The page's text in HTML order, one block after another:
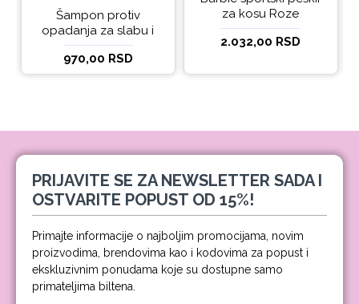
Šampon protiv
opadanja za slabu i
tanku kosu beBio
natural 300ml
970,00 RSD
za kosu Roze
2.032,00 RSD
PRIJAVITE SE ZA NEWSLETTER SADA I
OSTVARITE POPUST OD 15%!
Primajte informacije o najboljim promocijama, novim
proizvodima, brendovima kao i kodovima za popust i
ekskluzivnim ponudama koje su dostupne samo
primateljima biltena.